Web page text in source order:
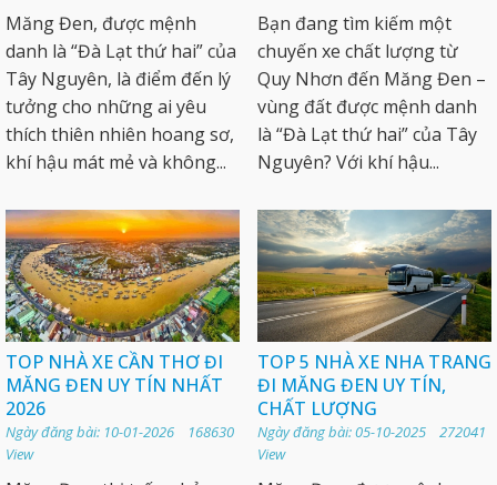
Măng Đen, được mệnh
danh là “Đà Lạt thứ hai” của
Tây Nguyên, là điểm đến lý
tưởng cho những ai yêu
thích thiên nhiên hoang sơ,
khí hậu mát mẻ và không...
Bạn đang tìm kiếm một
chuyến xe chất lượng từ
Quy Nhơn đến Măng Đen –
vùng đất được mệnh danh
là “Đà Lạt thứ hai” của Tây
Nguyên? Với khí hậu...
TOP NHÀ XE CẦN THƠ ĐI
MĂNG ĐEN UY TÍN NHẤT
2026
Ngày đăng bài: 10-01-2026 168630
View
TOP 5 NHÀ XE NHA TRANG
ĐI MĂNG ĐEN UY TÍN,
CHẤT LƯỢNG
Ngày đăng bài: 05-10-2025 272041
View